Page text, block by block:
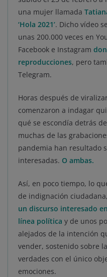
una mujer llamada
‘Hola 2021’. Dicho vídeo
unas 200.000 veces en
Facebook e Instagram
reproducciones, pero
Telegram.
Horas después de
comenzaron a indagar
qué se escondía detrás
muchas de las
pandemia han resultado
interesadas. O ambas.
Así, en poco tiempo, lo
de indignación
un discurso interesado
línea política y de unos
alejados de la intención
vender, sostenido sobre
verdades con el único
emociones.